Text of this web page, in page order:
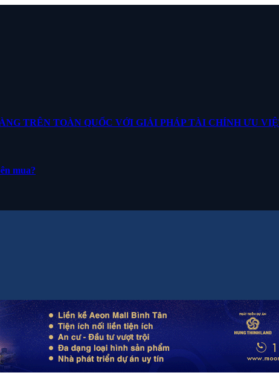
TRÊN TOÀN QUỐC VỚI GIẢI PHÁP TÀI CHÍNH ƯU
mua?